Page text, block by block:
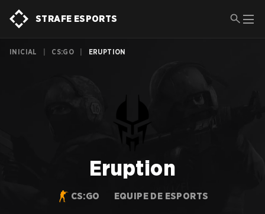
STRAFE ESPORTS
INICIAL CS:GO ERUPTION
Eruption
CS:GO EQUIPE DE ESPORTS